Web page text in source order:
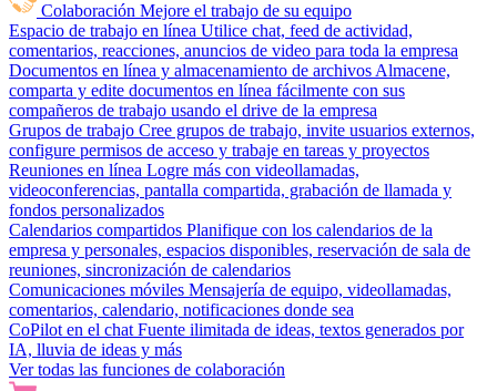
Colaboración Mejore el trabajo de su equipo
Espacio de trabajo en línea Utilice chat, feed de actividad,
comentarios, reacciones, anuncios de video para toda la empresa
Documentos en línea y almacenamiento de archivos Almacene,
comparta y edite documentos en línea fácilmente con sus
compañeros de trabajo usando el drive de la empresa
Grupos de trabajo Cree grupos de trabajo, invite usuarios externos,
configure permisos de acceso y trabaje en tareas y proyectos
Reuniones en línea Logre más con videollamadas,
videoconferencias, pantalla compartida, grabación de llamada y
fondos personalizados
Calendarios compartidos Planifique con los calendarios de la
empresa y personales, espacios disponibles, reservación de sala de
reuniones, sincronización de calendarios
Comunicaciones móviles Mensajería de equipo, videollamadas,
comentarios, calendario, notificaciones donde sea
CoPilot en el chat Fuente ilimitada de ideas, textos generados por
IA, lluvia de ideas y más
Ver todas las funciones de colaboración